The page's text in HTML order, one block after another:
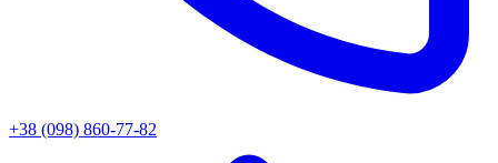
+38 (098) 860-77-82